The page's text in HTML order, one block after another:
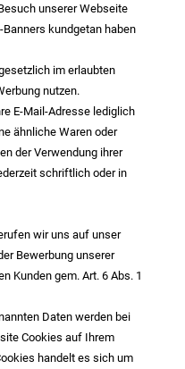
unserer Webseite
kundgetan haben
im erlaubten
nutzen.
E-Mail-Adresse lediglich
ähnliche Waren oder
der Verwendung ihrer
schriftlich oder in
wir uns auf unser
Bewerbung unserer
Kunden gem. Art. 6 Abs. 1
Daten werden bei
Cookies auf Ihrem
handelt es sich um